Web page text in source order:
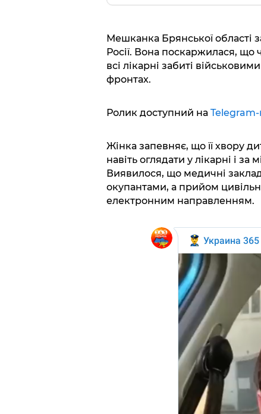
Мешканка Брянської області
Росії. Вона поскаржилася,
всі лікарні забиті
фронтах.
Ролик доступний на Telegram-
Жінка запевняє, що її хвору
навіть оглядати у лікарні і
Виявилося, що медичні
окупантами, а прийом
електронним направленням.